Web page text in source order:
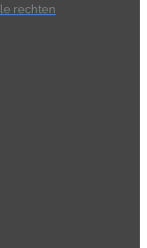
rechten